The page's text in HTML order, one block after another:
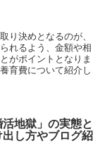
り決めとなるのが、
れるよう、金額や相
がポイントとなりま
育費について紹介し
活地獄」の実態と
し方やブログ紹